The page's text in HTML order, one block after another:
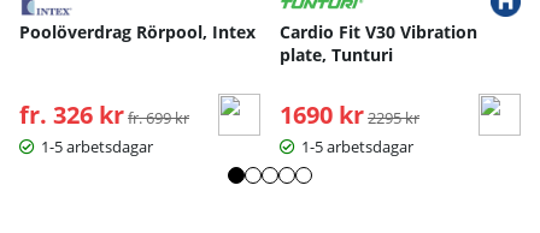
Poolöverdrag Rörpool, Intex
fr. 326 kr Ordinarie pris:
fr. 699 kr
1-5 arbetsdagar
Cardio Fit V30 Vibration
plate, Tunturi
1690 kr Ordinarie pris:
2295 kr
1-5 arbetsdagar